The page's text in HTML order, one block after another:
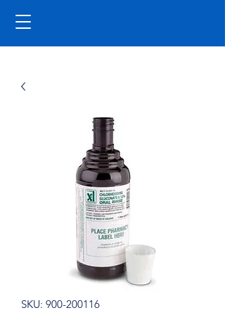
SKU: 900-200116